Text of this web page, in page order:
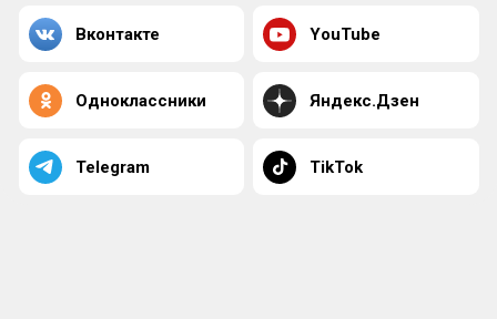
Вконтакте YouTube
Одноклассники Яндекс.Дзен
Telegram TikTok